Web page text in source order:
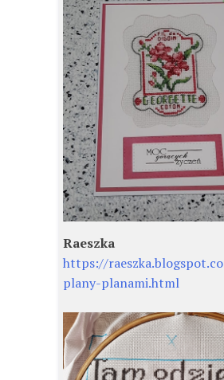
Raeszka
https://
plany-planami.html